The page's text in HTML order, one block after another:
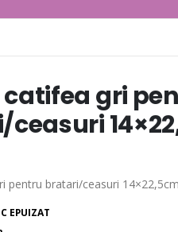
gri
pentru bratari/ceasuri 14×22,5cm
EPUIZAT